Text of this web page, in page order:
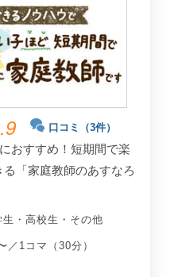
口コミ（3件）
おすすめ！短期間で楽
「家庭教師のあすなろ
生 ・ 高校生 ・ その他
／1コマ（30分）